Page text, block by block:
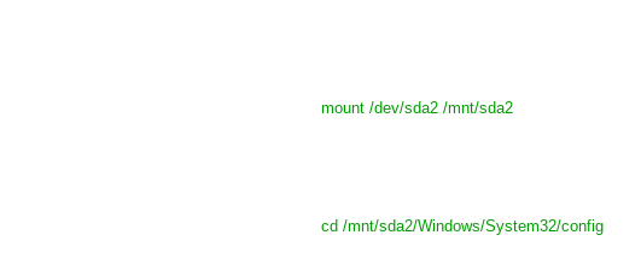
mount /dev/sda2 /mnt/sda2
cd /mnt/sda2/Windows/System32/config